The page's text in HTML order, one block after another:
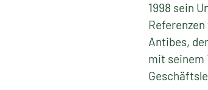
1998 sein
Antibes,
mit seinem